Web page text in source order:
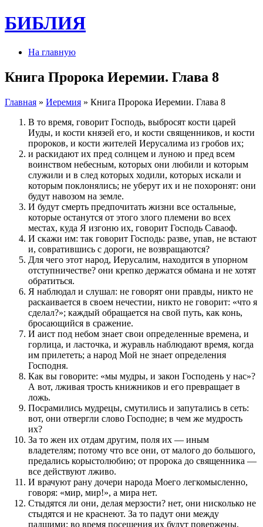
БИБЛИЯ
На главную
Книга Пророка Иеремии. Глава 8
Главная » Иеремия » Книга Пророка Иеремии. Глава 8
В то время, говорит Господь, выбросят кости царей
Иуды, и кости князей его, и кости священников, и кости
пророков, и кости жителей Иерусалима из гробов их;
и раскидают их пред солнцем и луною и пред всем
воинством небесным, которых они любили и которым
служили и в след которых ходили, которых искали и
которым поклонялись; не уберут их и не похоронят: они
будут навозом на земле.
И будут смерть предпочитать жизни все остальные,
которые останутся от этого злого племени во всех
местах, куда Я изгоню их, говорит Господь Саваоф.
И скажи им: так говорит Господь: разве, упав, не встают
и, совратившись с дороги, не возвращаются?
Для чего этот народ, Иерусалим, находится в упорном
отступничестве? они крепко держатся обмана и не хотят
обратиться.
Я наблюдал и слушал: не говорят они правды, никто не
раскаивается в своем нечестии, никто не говорит: «что я
сделал?»; каждый обращается на свой путь, как конь,
бросающийся в сражение.
И аист под небом знает свои определенные времена, и
горлица, и ласточка, и журавль наблюдают время, когда
им прилететь; а народ Мой не знает определения
Господня.
Как вы говорите: «мы мудры, и закон Господень у нас»?
А вот, лживая трость книжников и его превращает в
ложь.
Посрамились мудрецы, смутились и запутались в сеть:
вот, они отвергли слово Господне; в чем же мудрость
их?
За то жен их отдам другим, поля их — иным
владетелям; потому что все они, от малого до большого,
предались корыстолюбию; от пророка до священника —
все действуют лживо.
И врачуют рану дочери народа Моего легкомысленно,
говоря: «мир, мир!», а мира нет.
Стыдятся ли они, делая мерзости? нет, они нисколько не
стыдятся и не краснеют. За то падут они между
падшими; во время посещения их будут повержены,